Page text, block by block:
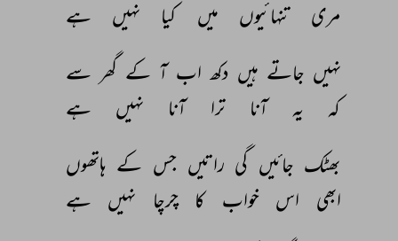
مری
تنہائیوں میں کیا نہیں
ہے
نہیں جاتے ہیں دکھ اب آ کے گھر سے
کہ
یہ آنا ترا آنا نہیں
ہے
بھٹک جائیں گی راتیں جس کے ہاتھوں
ابھی
اس خواب کا چرچا نہیں
ہے